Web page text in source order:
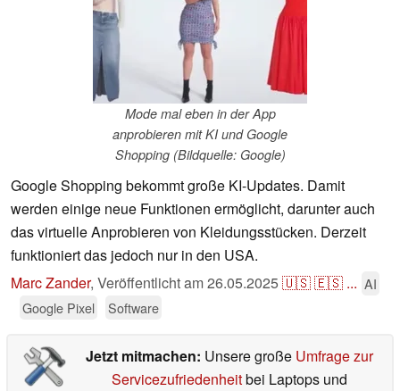
Mode mal eben in der App
anprobieren mit KI und Google
Shopping (Bildquelle: Google)
Google Shopping bekommt große KI-Updates. Damit
werden einige neue Funktionen ermöglicht, darunter auch
das virtuelle Anprobieren von Kleidungsstücken. Derzeit
funktioniert das jedoch nur in den USA.
Marc Zander, Veröffentlicht am26.05.2025🇺🇸🇪🇸 ... AI
Google Pixel
Software
Jetzt mitmachen: Unsere große Umfrage zur
Servicezufriedenheitbei Laptops und